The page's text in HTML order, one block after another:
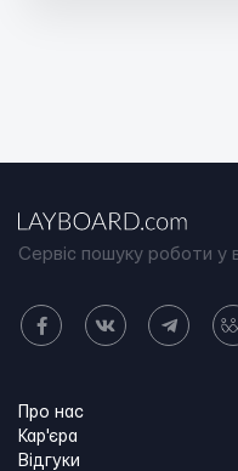
Сервіс пошуку роботи у
Про нас
Кар'єра
Відгуки